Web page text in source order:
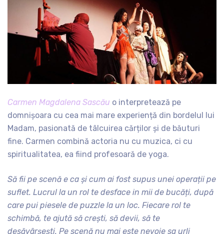
Carmen Magdalena Sascău o interpretează pe
domnișoara cu cea mai mare experiență din bordelul lui
Madam, pasionată de tâlcuirea cărților și de băuturi
fine. Carmen combină actoria nu cu muzica, ci cu
spiritualitatea, ea fiind profesoară de yoga.
Să fii pe scenă e ca și cum ai fost supus unei operații pe
suflet. Lucrul la un rol te desface in mii de bucăți, după
care pui piesele de puzzle la un loc. Fiecare rol te
schimbă, te ajută să crești, să devii, să te
desăvârșești. Pe scenă nu mai este nevoie sa urli